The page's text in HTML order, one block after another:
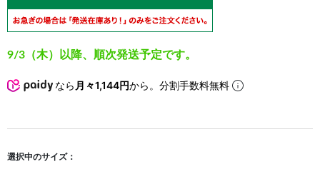
9/3（木）以降、順次発送予定です。
なら 月々1,144円から。分割手数料無料
選択中のサイズ：